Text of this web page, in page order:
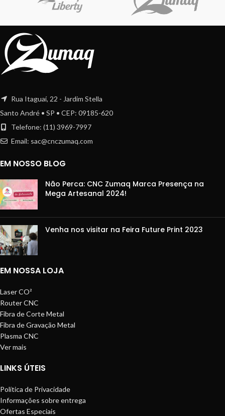
Rua Itaguaí, 22 - Jardim Stella
Santo André • SP • CEP: 09185-620
Telefone: (11) 3969-7997
Email: sac@cnczumaq.com
EM NOSSO BLOG
Não Perca: CNC Zumaq Marca Presença na
Mega Artesanal 2024!
Venha nos visitar na Feira Future Print 2023
EM NOSSA LOJA
Laser CO²
Router CNC
Fibra de Corte Metal
Fibra de Gravação Metal
Plasma CNC
Ver mais
LINKS ÚTEIS
Política de Privacidade
Informações sobre entrega
Ofertas Especiais